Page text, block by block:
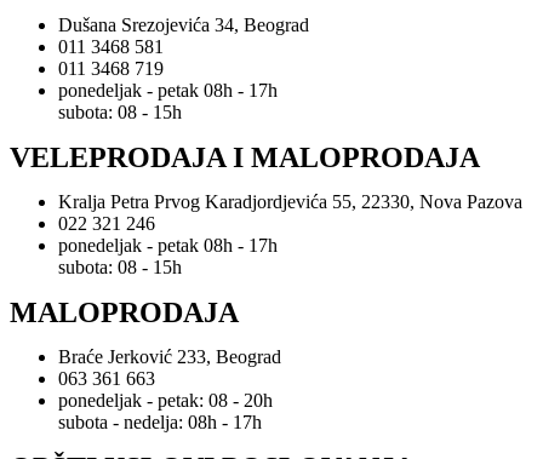
Dušana Srezojevića 34, Beograd
011 3468 581
011 3468 719
ponedeljak - petak 08h - 17h
subota: 08 - 15h
VELEPRODAJA I MALOPRODAJA
Kralja Petra Prvog Karadjordjevića 55, 22330, Nova Pazova
022 321 246
ponedeljak - petak 08h - 17h
subota: 08 - 15h
MALOPRODAJA
Braće Jerković 233, Beograd
063 361 663
ponedeljak - petak: 08 - 20h
subota - nedelja: 08h - 17h